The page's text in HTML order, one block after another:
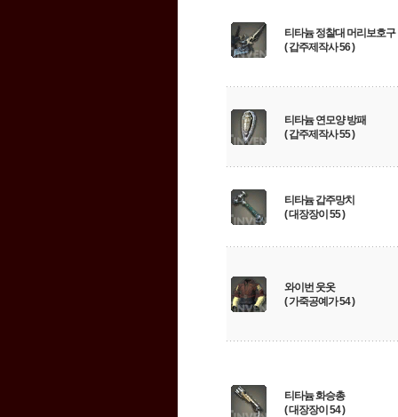
티타늄 정찰대 머리보호구
( 갑주제작사 56 )
티타늄 연모양 방패
( 갑주제작사 55 )
티타늄 갑주망치
( 대장장이 55 )
와이번 웃옷
( 가죽공예가 54 )
티타늄 화승총
( 대장장이 54 )